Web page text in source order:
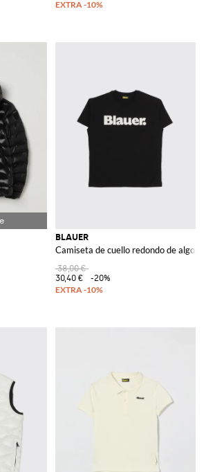
BLAUER
Camiseta de cuello redondo de
38,00 €
30,40 €
-20%